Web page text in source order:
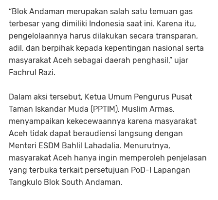
‎“Blok Andaman merupakan salah satu temuan gas
terbesar yang dimiliki Indonesia saat ini. Karena itu,
pengelolaannya harus dilakukan secara transparan,
adil, dan berpihak kepada kepentingan nasional serta
masyarakat Aceh sebagai daerah penghasil,” ujar
Fachrul Razi.
‎Dalam aksi tersebut, Ketua Umum Pengurus Pusat
Taman Iskandar Muda (PPTIM), Muslim Armas,
menyampaikan kekecewaannya karena masyarakat
Aceh tidak dapat beraudiensi langsung dengan
Menteri ESDM Bahlil Lahadalia. Menurutnya,
masyarakat Aceh hanya ingin memperoleh penjelasan
yang terbuka terkait persetujuan PoD-I Lapangan
Tangkulo Blok South Andaman.